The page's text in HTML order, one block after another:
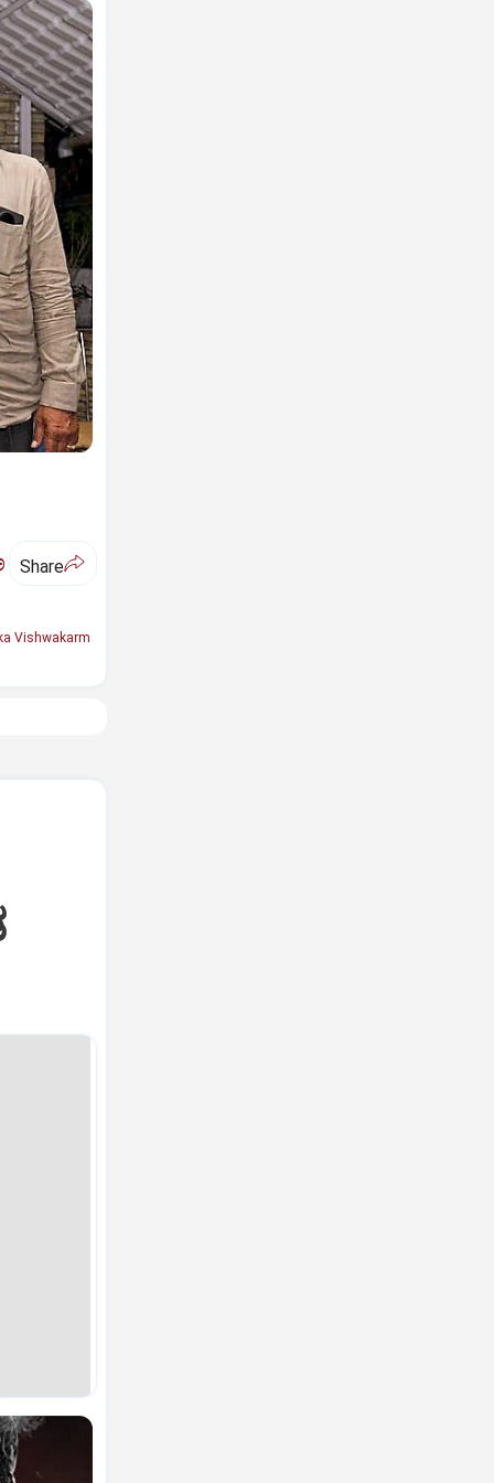
Share
Vishwakarm